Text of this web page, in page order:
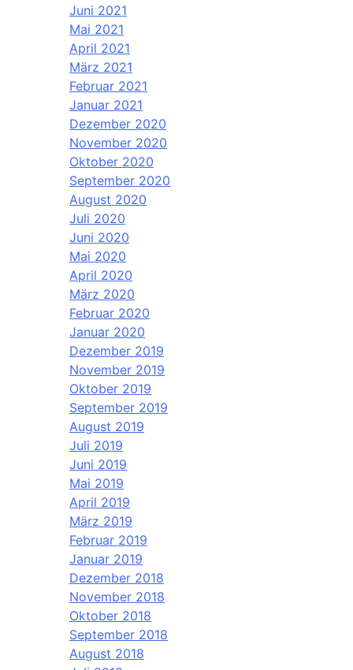
Juni 2021
Mai 2021
April 2021
März 2021
Februar 2021
Januar 2021
Dezember 2020
November 2020
Oktober 2020
September 2020
August 2020
Juli 2020
Juni 2020
Mai 2020
April 2020
März 2020
Februar 2020
Januar 2020
Dezember 2019
November 2019
Oktober 2019
September 2019
August 2019
Juli 2019
Juni 2019
Mai 2019
April 2019
März 2019
Februar 2019
Januar 2019
Dezember 2018
November 2018
Oktober 2018
September 2018
August 2018